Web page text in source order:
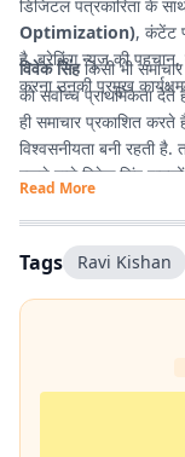
डिजिटल पत्रकारिता के
Optimization), कंटेंट
है. ब्रेकिंग न्यूज की
करना उनकी प्रमुख
विवेक सिंहकिसी भी
को सर्वोच्च प्राथमिकता
ही समाचार प्रकाशित
विश्वसनीयता बनी रहती है.
रखने वाले विवेक सिंह
प्रतिबद्ध हैं.
Read More
Tags Ravi Kishan